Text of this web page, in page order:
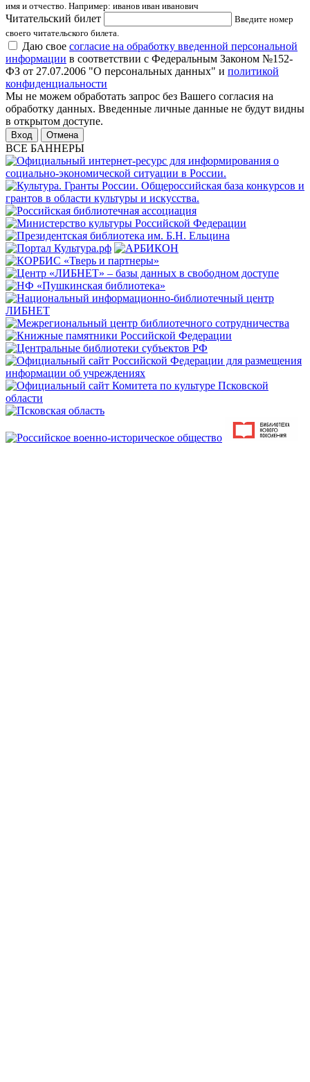
имя и отчество. Например: иванов иван иванович
Читательский билет
Введите номер
своего читательского билета.
Даю свое согласие на обработку введенной персональной
информации в соответствии с Федеральным Законом №152-
ФЗ от 27.07.2006 "О персональных данных" и политикой
конфиденциальности
Мы не можем обработать запрос без Вашего согласия на
обработку данных. Введенные личные данные не будут видны
в открытом доступе.
Отмена
ВСЕ БАННЕРЫ